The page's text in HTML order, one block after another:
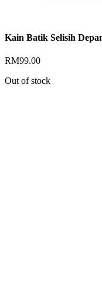
Kain Batik Selisih
RM99.00
Out of stock